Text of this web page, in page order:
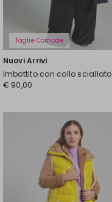
Taglie Comode
Nuovi Arrivi
Imbottito con collo sciallato
€ 90,00